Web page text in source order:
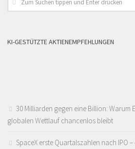
KI-GESTÜTZTE AKTIENEMPFEHLUNGEN
30 Milliarden gegen eine Billion: Warum
globalen Wettlauf chancenlos bleibt
SpaceX erste Quartalszahlen nach IPO